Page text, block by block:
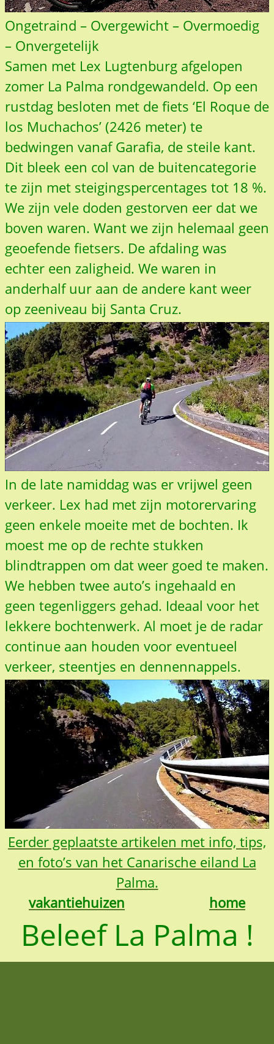
Ongetraind – Overgewicht – Overmoedig
– Onvergetelijk
Samen met Lex Lugtenburg afgelopen
zomer La Palma rondgewandeld. Op een
rustdag besloten met de fiets ‘El Roque de
los Muchachos’ (2426 meter) te
bedwingen vanaf Garafia, de steile kant.
Dit bleek een col van de buitencategorie
te zijn met steigingspercentages tot 18 %.
We zijn vele doden gestorven eer dat we
boven waren. Want we zijn helemaal geen
geoefende fietsers. De afdaling was
echter een zaligheid. We waren in
anderhalf uur aan de andere kant weer
op zeeniveau bij Santa Cruz.
In de late namiddag was er vrijwel geen
verkeer. Lex had met zijn motorervaring
geen enkele moeite met de bochten. Ik
moest me op de rechte stukken
blindtrappen om dat weer goed te maken.
We hebben twee auto’s ingehaald en
geen tegenliggers gehad. Ideaal voor het
lekkere bochtenwerk. Al moet je de radar
continue aan houden voor eventueel
verkeer, steentjes en dennennappels.
Eerder geplaatste artikelen met info, tips,
en foto’s van het Canarische eiland La
Palma.
vakantiehuizen
home
Beleef La Palma !